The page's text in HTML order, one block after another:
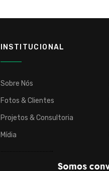
INSTITUCIONAL
Sobre Nós
Fotos & Clientes
Projetos & Consultoria
Mídia